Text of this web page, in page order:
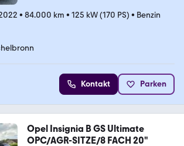
• 84.000 km • 125 kW (170 PS) • Benzin
Kontakt Parken
Opel Insignia B GS Ultimate
OPC/AGR-SITZE/8 FACH 20"